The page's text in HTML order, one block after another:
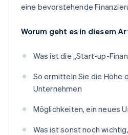
eine bevorstehende
Worum geht es in diesem
Was ist die „Start-up-
So ermitteln Sie die Höhe
Unternehmen
Möglichkeiten, ein neues
Was ist sonst noch